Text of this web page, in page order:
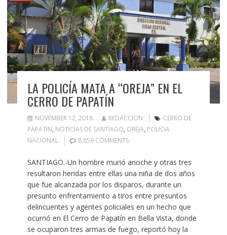
LA POLICÍA MATA A “OREJA” EN EL
CERRO DE PAPATÍN
NOVEMBER 12, 2018 REDACCION
CERRO DE
PAPATIN, NOTICIAS DE SANTIAGO, OREJA, POLICIA
NACIONAL
8,859 COMMENTS
SANTIAGO.-Un hombre murió anoche y otras tres
resultaron heridas entre ellas una niña de dos años
que fue alcanzada por los disparos, durante un
presunto enfrentamiento a tiros entre presuntos
delincuentes y agentes policiales en un hecho que
ocurrió en El Cerro de Papatín en Bella Vista, donde
se ocuparon tres armas de fuego, reportó hoy la